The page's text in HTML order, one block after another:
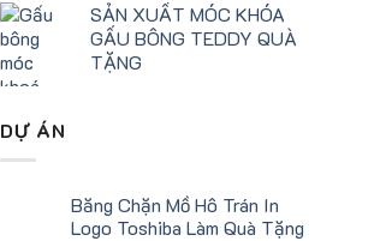
SẢN XUẤT MÓC KHÓA
GẤU BÔNG TEDDY QUÀ
TẶNG
DỰ ÁN
Băng Chặn Mồ Hô Trán In
Logo Toshiba Làm Quà Tặng